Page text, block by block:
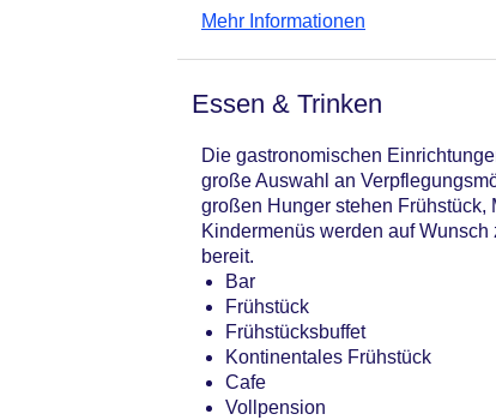
Hotelsafe
Letzte umfassende
Anzahl der Aufzüge: 1
Zimmerservice
Sonnenterrasse
Gesamtanzahl der Stockwerke:
Gesamtanzahl der Zimmer: 304
Pools:Outdoor Pool, Liegen am
Zahlungsarten: American
Landeskategorie: 4 Sterne
Mehr Informationen
Essen & Trinken
Die gastronomischen
große Auswahl an
großen Hunger stehen Frühstück,
Kindermenüs werden auf
bereit.
Bar
Frühstück
Frühstücksbuffet
Kontinentales Frühstück
Cafe
Vollpension